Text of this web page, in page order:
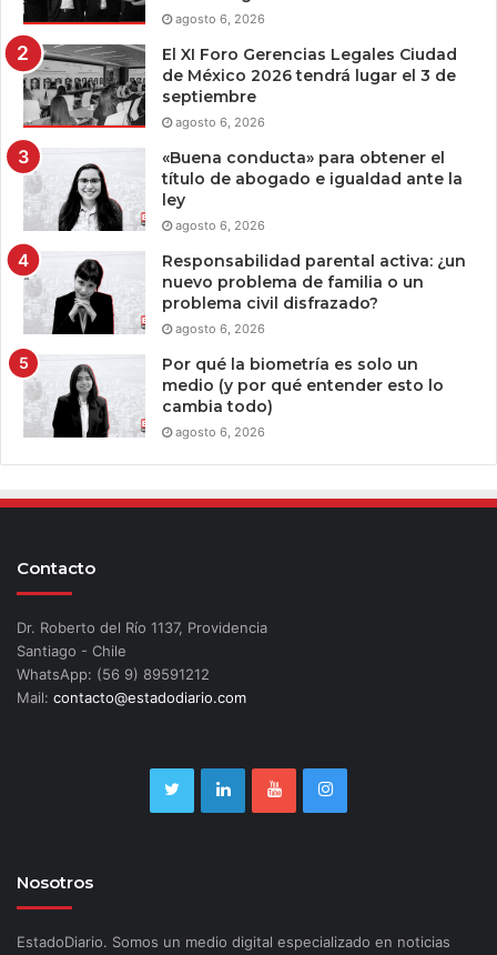
agosto 6, 2026
El XI Foro Gerencias Legales Ciudad
de México 2026 tendrá lugar el 3 de
septiembre
agosto 6, 2026
«Buena conducta» para obtener el
título de abogado e igualdad ante la
ley
agosto 6, 2026
Responsabilidad parental activa: ¿un
nuevo problema de familia o un
problema civil disfrazado?
agosto 6, 2026
Por qué la biometría es solo un
medio (y por qué entender esto lo
cambia todo)
agosto 6, 2026
Contacto
Dr. Roberto del Río 1137, Providencia
Santiago - Chile
WhatsApp: (56 9) 89591212
Mail: contacto@estadodiario.com
Nosotros
EstadoDiario. Somos un medio digital especializado en noticias